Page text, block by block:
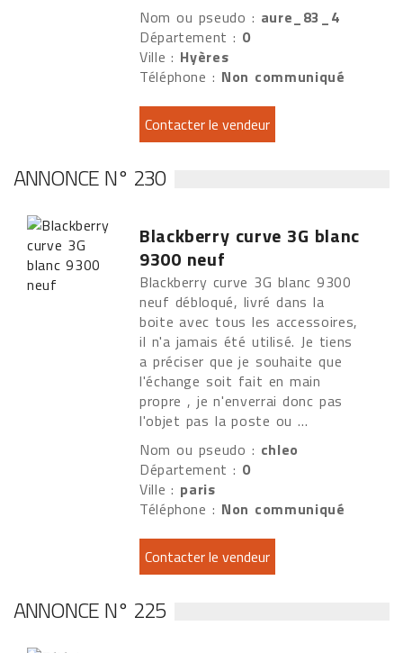
Nom ou pseudo : aure_83_4
Département : 0
Ville : Hyères
Téléphone : Non communiqué
ANNONCE N° 230
Blackberry curve 3G blanc
9300 neuf
Blackberry curve 3G blanc 9300
neuf débloqué, livré dans la
boite avec tous les accessoires,
il n'a jamais été utilisé. Je tiens
a préciser que je souhaite que
l'échange soit fait en main
propre , je n'enverrai donc pas
l'objet pas la poste ou ...
Nom ou pseudo : chleo
Département : 0
Ville : paris
Téléphone : Non communiqué
ANNONCE N° 225